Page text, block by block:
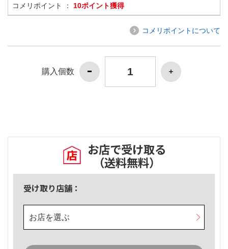
コメリポイント ： 10ポイント獲得
コメリポイントについて
購入個数
お店で受け取る
（送料無料）
受け取り店舗：
お店を選ぶ